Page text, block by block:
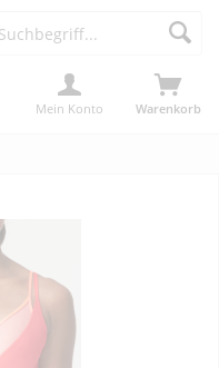
Warenkorb
Mein Konto